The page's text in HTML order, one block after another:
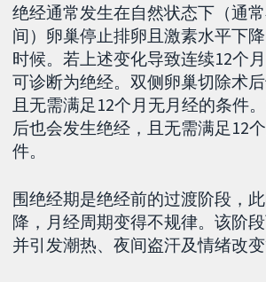
绝经通常发生在自然状态下（通
间）卵巢停止排卵且激素水平下
时候。若上述变化导致连续12个
可诊断为绝经。双侧卵巢切除术
且无需满足12个月无月经的条件
后也会发生绝经，且无需满足12
件。
围绝经期是绝经前的过渡阶段，
降，月经周期变得不规律。该阶
并引发潮热、夜间盗汗及情绪改变